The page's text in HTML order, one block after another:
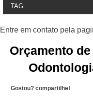
TAG
Orçamento
Gostou? compartilhe!